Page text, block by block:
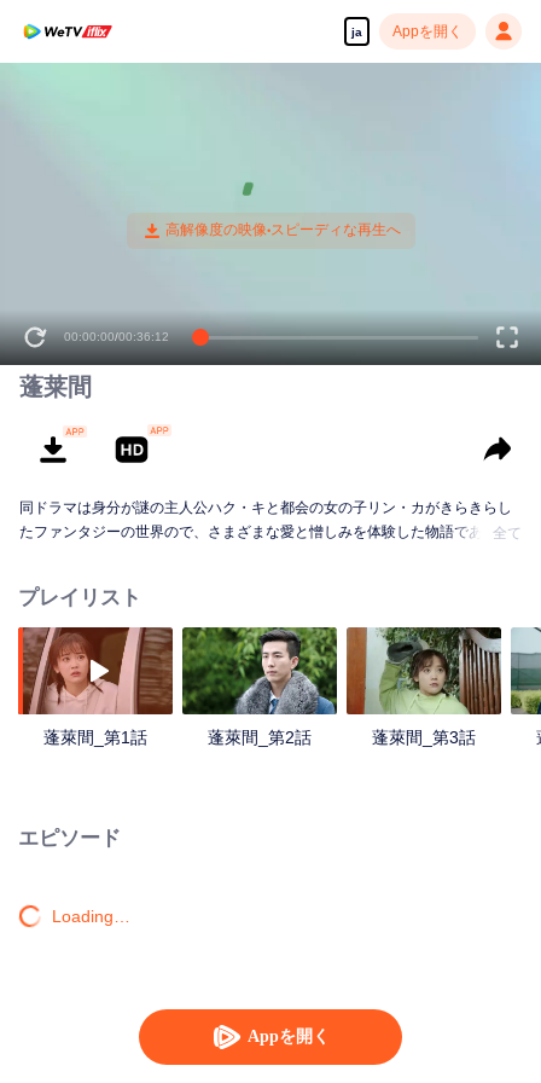
ja Appを開く
Appを開く
00:00:00/00:36:12
蓬莱間
同ドラマは身分が謎の主人公ハク・キと都会の女の子リン・カがきらきらし
たファンタジーの世界ので、さまざまな愛と憎しみを体験した物語である。
全て
プレイリスト
蓬萊間_第1話 蓬萊間_第2話 蓬萊間_第3話
エピソード
Loading…